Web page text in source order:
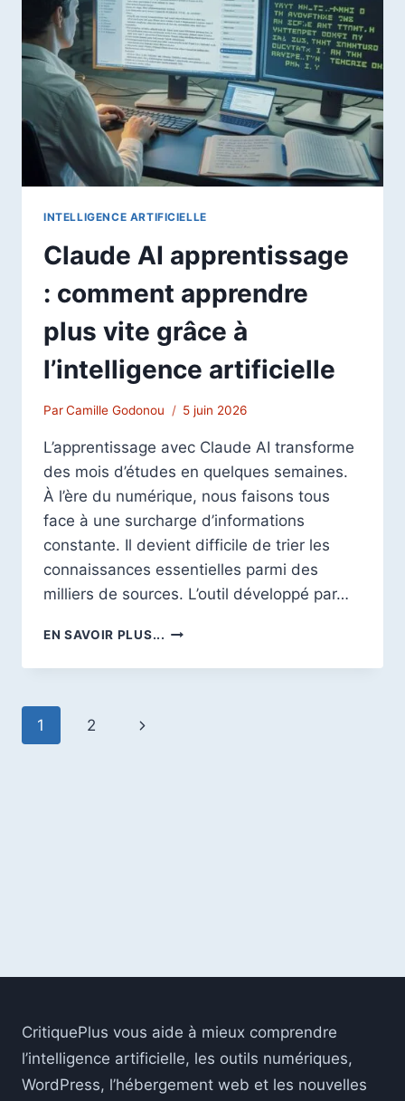
VENDRE
DES
FORMATIONS
EN
2026
INTELLIGENCE ARTIFICIELLE
Claude AI apprentissage
: comment apprendre
plus vite grâce à
l’intelligence artificielle
ParCamille Godonou 5 juin 2026
L’apprentissage avec Claude AI transforme
des mois d’études en quelques semaines.
À l’ère du numérique, nous faisons tous
face à une surcharge d’informations
constante. Il devient difficile de trier les
connaissances essentielles parmi des
milliers de sources. L’outil développé par…
EN SAVOIR PLUS... CLAUDE
APPRENTISSAGE
Navigation
1 2
Page
CritiquePlus vous aide à mieux comprendre
l’intelligence artificielle, les outils numériques,
WordPress, l’hébergement web et les nouvelles